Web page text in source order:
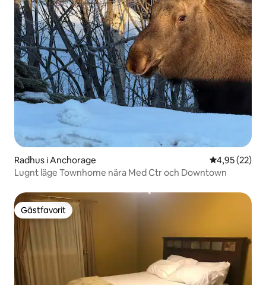
Radhus i Anchorage 4,95 av 5 i
4,95 (22)
Lugnt läge Townhome nära Med Ctr och Downtown
Gästfavorit
Gästfavorit